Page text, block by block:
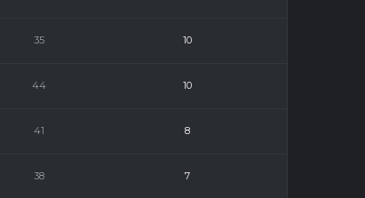
35 10
44 10
41 8
38 7